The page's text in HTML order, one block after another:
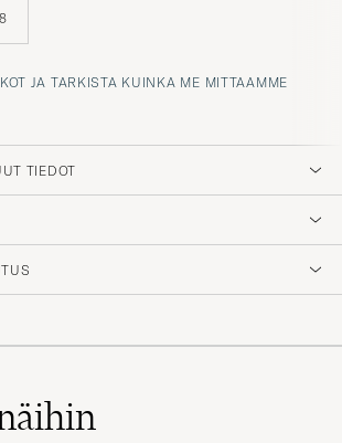
8
JA TARKISTA KUINKA ME MITTAAMME
TIEDOT